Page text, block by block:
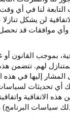
التابعة لنا في
لن يشكل
موافقات قد نحصل
بموجب القانون
لهم. تتضمن
المشار إليها في
أي تحديثات
هذه الاتفاقية
سياسات البرنامج)